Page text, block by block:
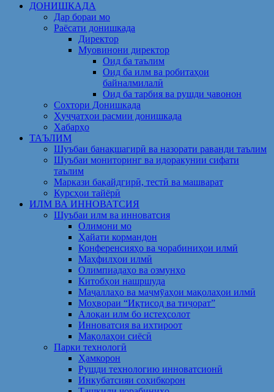
ДОНИШКАДА
Дар бораи мо
Раёсати донишкада
Директор
Муовинони директор
Оид ба таълим
Оид ба илм ва робитаҳои
байналмилалӣ
Оид ба тарбия ва рушди ҷавонон
Сохтори Донишкада
Ҳуҷҷатҳои расмии донишкада
Хабарҳо
ТАЪЛИМ
Шуъбаи банақшагирӣ ва назорати раванди таълим
Шуъбаи мониторинг ва идоракунии сифати
таълим
Маркази бақайдгирӣ, тестӣ ва машварат
Курсҳои тайёрӣ
ИЛМ ВА ИННОВАТСИЯ
Шуъбаи илм ва инноватсия
Олимони мо
Ҳайати кормандон
Конференсияҳо ва чорабиниҳои илмӣ
Маҳфилҳои илмӣ
Олимпиадаҳо ва озмунҳо
Китобҳои нашршуда
Маҷаллаҳо ва маҷмӯаҳои мақолаҳои илмӣ
Моҳвораи “Иқтисод ва тиҷорат”
Алоқаи илм бо истеҳсолот
Инноватсия ва ихтироот
Мақолаҳои сиёсӣ
Парки технологӣ
Ҳамкорон
Рушди технологию инноватсионӣ
Инкубатсияи соҳибкорон